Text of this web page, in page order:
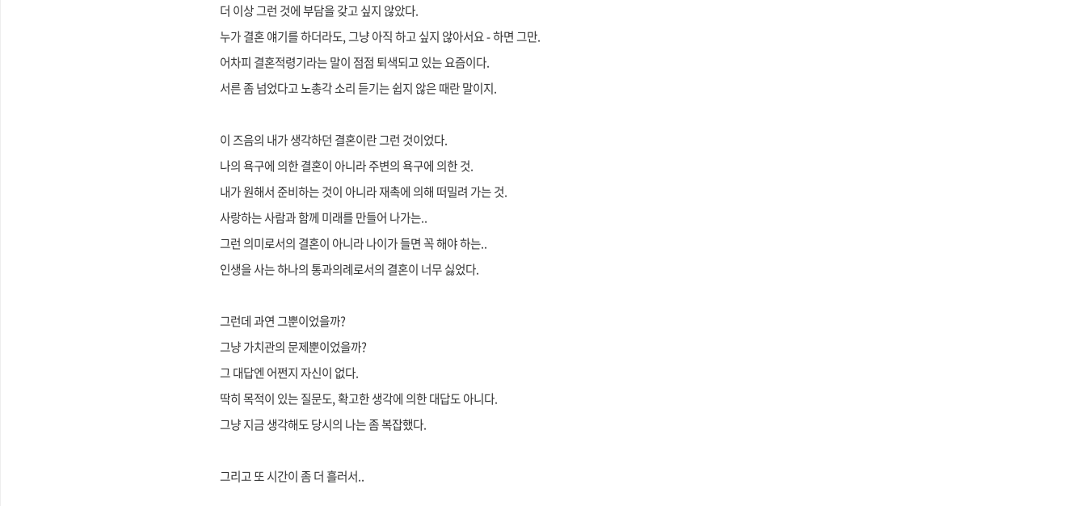
더 이상 그런 것에 부담을 갖고 싶지 않았다.
누가 결혼 얘기를 하더라도, 그냥 아직 하고 싶지 않아서요 - 하면 그만.
어차피 결혼적령기라는 말이 점점 퇴색되고 있는 요즘이다.
서른 좀 넘었다고 노총각 소리 듣기는 쉽지 않은 때란 말이지.
이 즈음의 내가 생각하던 결혼이란 그런 것이었다.
나의 욕구에 의한 결혼이 아니라 주변의 욕구에 의한 것.
내가 원해서 준비하는 것이 아니라 재촉에 의해 떠밀려 가는 것.
사랑하는 사람과 함께 미래를 만들어 나가는..
그런 의미로서의 결혼이 아니라 나이가 들면 꼭 해야 하는..
인생을 사는 하나의 통과의례로서의 결혼이 너무 싫었다.
그런데 과연 그뿐이었을까?
그냥 가치관의 문제뿐이었을까?
그 대답엔 어쩐지 자신이 없다.
딱히 목적이 있는 질문도, 확고한 생각에 의한대답도 아니다.
그냥 지금 생각해도 당시의 나는 좀 복잡했다.
그리고 또 시간이 좀 더 흘러서..